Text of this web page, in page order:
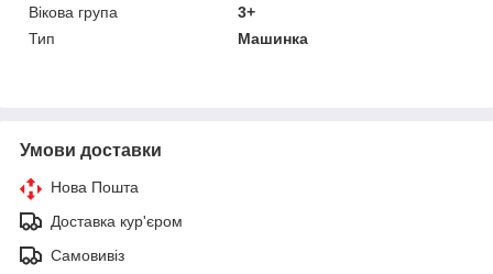
Вікова група
3+
Тип
Машинка
Умови доставки
Нова Пошта
Доставка кур'єром
Самовивіз